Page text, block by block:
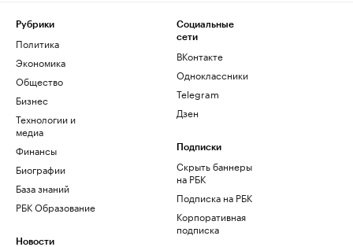
Рубрики
Политика
Экономика
Общество
Бизнес
Технологии и
медиа
Финансы
Биографии
База знаний
РБК Образование
Новости
Социальные
сети
ВКонтакте
Одноклассники
Telegram
Дзен
Подписки
Скрыть баннеры
на РБК
Подписка на РБК
Корпоративная
подписка